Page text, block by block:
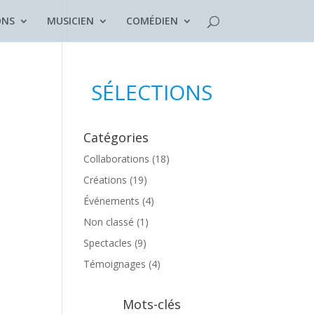
MUSICIEN COMÉDIEN
SÉLECTIONS
Catégories
Collaborations (18)
Créations (19)
Événements (4)
Non classé (1)
Spectacles (9)
Témoignages (4)
Mots-clés